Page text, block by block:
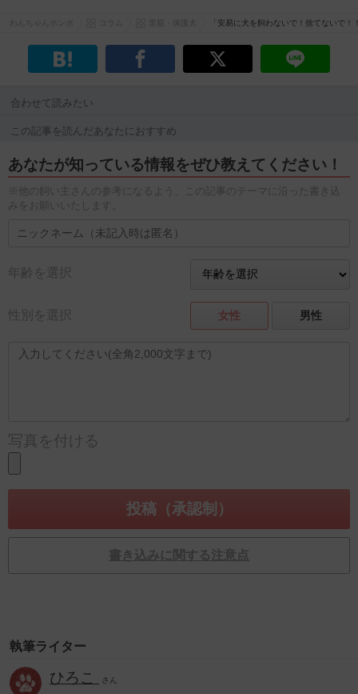
里親・保護犬 「安易に犬を飼わないで！捨てないで
合わせて読みたい
この記事を読んだあなたにおすすめ
あなたが知っている情報をぜひ教えてください！
※他の飼い主さんの参考になるよう、この記事のテーマに沿った書き込
みをお願いいたします。
年齢を選択
性別を選択 女性 男性
写真を付ける
書き込みに関する注意点
執筆ライター
ひろこ さん